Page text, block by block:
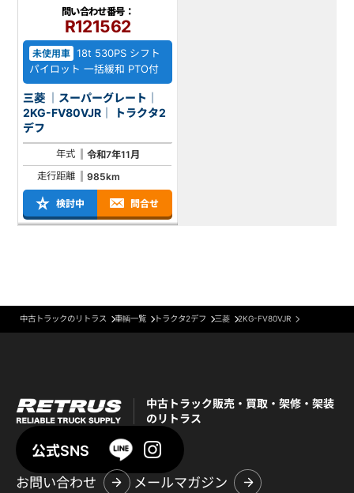
問い合わせ番号：
R121562
未使用車 18t 530PS シフト
パイロット 一括緩和 PTO付
三菱 ｜スーパーグレート｜
2KG-FV80VJR｜ トラクタ2
デフ
年式
令和7年11月
走行距離
985km
検討中 問合せ
中古トラックのリトラス 車輌一覧 トラクタ2デフ 三菱 2KG-FV80VJR
中古トラック販売・買取・架修・架装
のリトラス
公式SNS
お問い合わせ
メールマガジン